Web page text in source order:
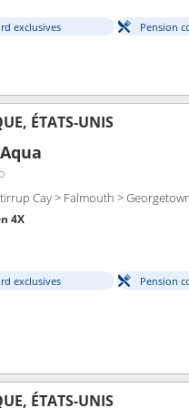
exclusives Pension
ÉTATS-UNIS
Cay > Falmouth >
4X
exclusives Pension
ÉTATS-UNIS